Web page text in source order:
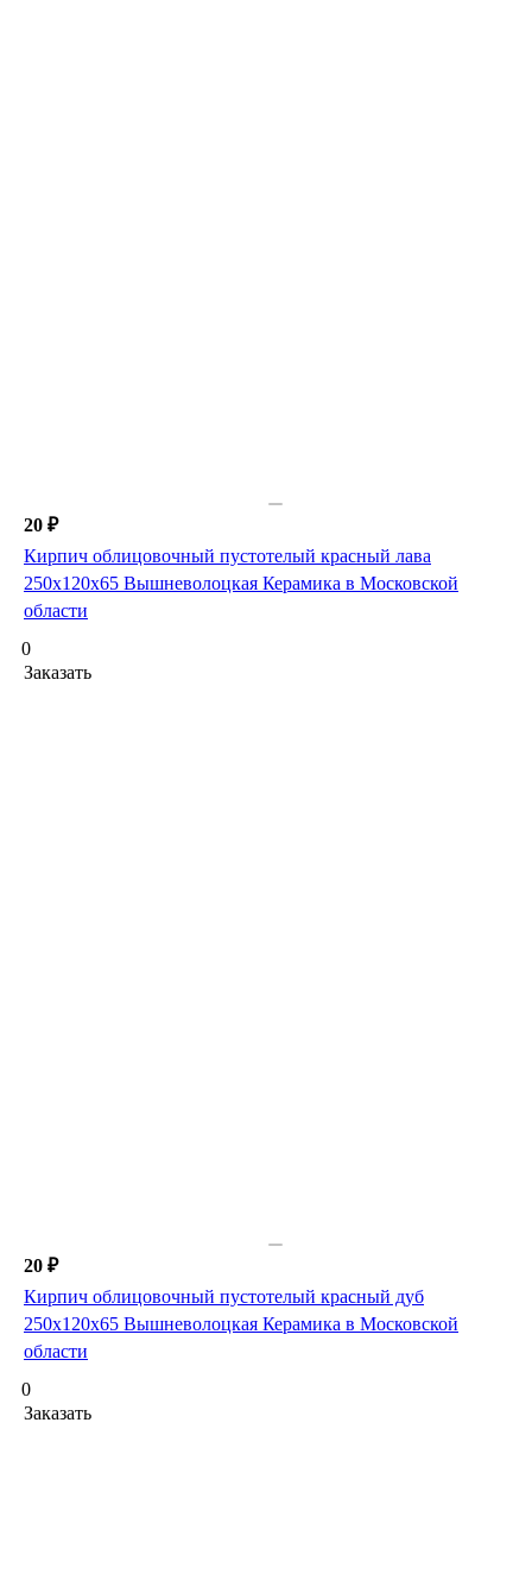
20 ₽
Кирпич облицовочный пустотелый красный лава
250х120х65 Вышневолоцкая Керамика в Московской
области
0
Заказать
20 ₽
Кирпич облицовочный пустотелый красный дуб
250х120х65 Вышневолоцкая Керамика в Московской
области
0
Заказать